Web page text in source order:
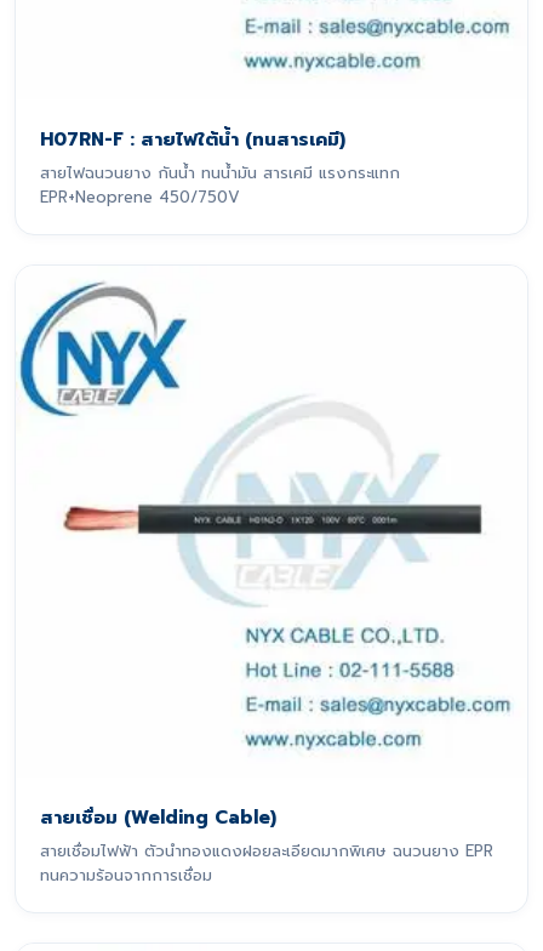
H07RN-F : สายไฟใต้น้ำ (ทนสารเคมี)
สายไฟฉนวนยาง กันน้ำ ทนน้ำมัน สารเคมี แรงกระแทก
EPR+Neoprene 450/750V
สายเชื่อม (Welding Cable)
สายเชื่อมไฟฟ้า ตัวนำทองแดงฝอยละเอียดมากพิเศษ ฉนวนยาง EPR
ทนความร้อนจากการเชื่อม